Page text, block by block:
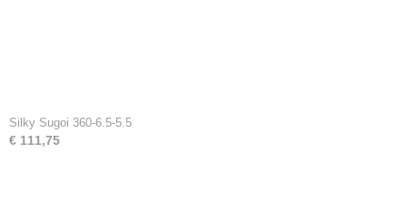
Silky Sugoi 360-6.5-5.5
€ 111,75